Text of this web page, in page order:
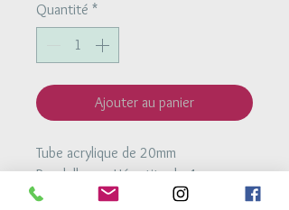
Quantité *
Ajouter au panier
Tube acrylique de 20mm
Rondelles en Hématite de 4mm
Bracelet monté sur un lien polyester